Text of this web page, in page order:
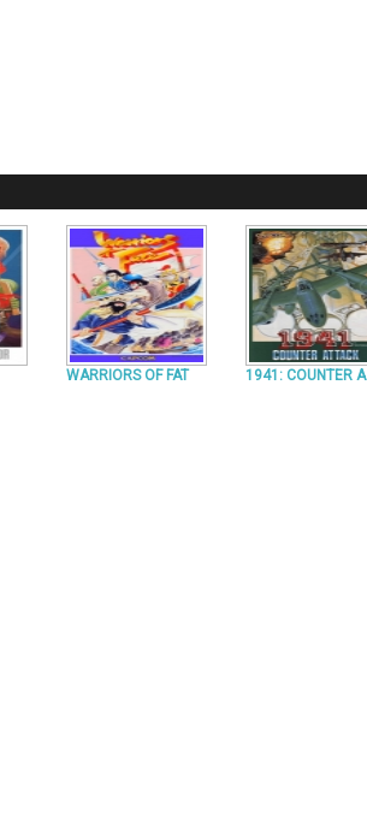
WARRIORS OF FAT 1941: COUNTER A